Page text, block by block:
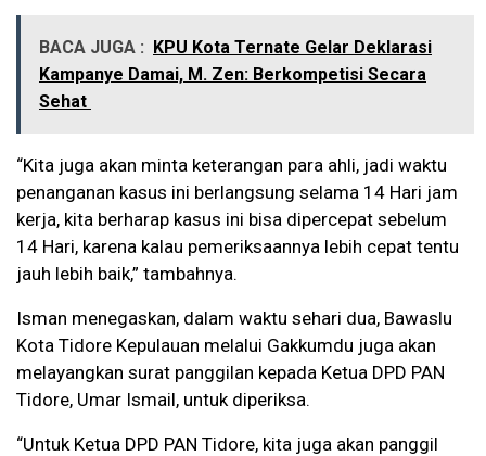
BACA JUGA :
KPU Kota Ternate Gelar Deklarasi
Kampanye Damai, M. Zen: Berkompetisi Secara
Sehat
“Kita juga akan minta keterangan para ahli, jadi waktu
penanganan kasus ini berlangsung selama 14 Hari jam
kerja, kita berharap kasus ini bisa dipercepat sebelum
14 Hari, karena kalau pemeriksaannya lebih cepat tentu
jauh lebih baik,” tambahnya.
Isman menegaskan, dalam waktu sehari dua, Bawaslu
Kota Tidore Kepulauan melalui Gakkumdu juga akan
melayangkan surat panggilan kepada Ketua DPD PAN
Tidore, Umar Ismail, untuk diperiksa.
“Untuk Ketua DPD PAN Tidore, kita juga akan panggil